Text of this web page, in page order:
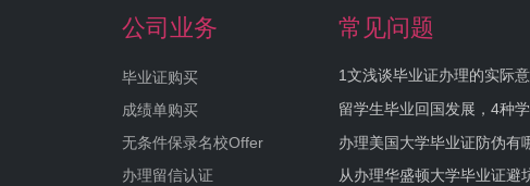
公司业务
毕业证购买
成绩单购买
无条件保录名校Offer
办理留信认证
常见问题
1文浅谈毕业证办理的实际
留学生毕业回国发展，4种
办理美国大学毕业证防伪有
从办理华盛顿大学毕业证避